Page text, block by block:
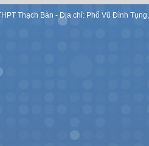
Thạch Bàn - Địa chỉ: Phố Vũ Đình